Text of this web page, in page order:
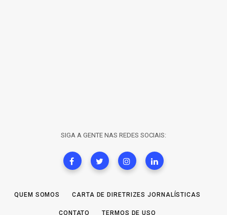
SIGA A GENTE NAS REDES SOCIAIS:
QUEM SOMOS CARTA DE DIRETRIZES JORNALÍSTICAS
CONTATO TERMOS DE USO